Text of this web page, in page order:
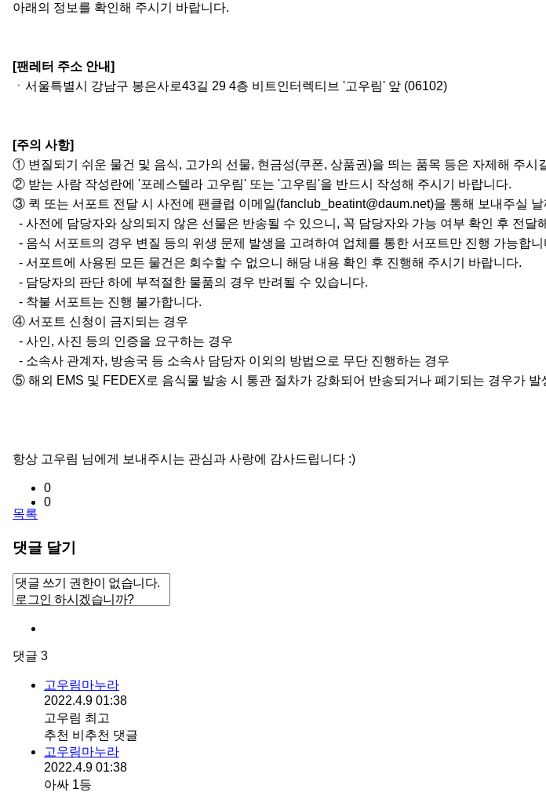
아래의 정보를 확인해 주시기 바랍니다.
[팬레터 주소 안내]
ㆍ서울특별시 강남구 봉은사로43길 29 4층 비트인터렉티브 '고우림' 앞 (06102)
[주의 사항]
① 변질되기 쉬운 물건 및 음식, 고가의 선물, 현금성(쿠폰, 상품권)을 띄는 품목 등은 자제해 주시
② 받는 사람 작성란에 '포레스텔라 고우림' 또는 '고우림'을 반드시 작성해 주시기 바랍니다.
③ 퀵 또는 서포트 전달 시 사전에 팬클럽 이메일(fanclub_beatint@daum.net)을 통해 보내주실
- 사전에 담당자와 상의되지 않은 선물은 반송될 수 있으니, 꼭 담당자와 가능 여부 확인 후 전달
- 음식 서포트의 경우 변질 등의 위생 문제 발생을 고려하여 업체를 통한 서포트만 진행 가능합니
- 서포트에 사용된 모든 물건은 회수할 수 없으니 해당 내용 확인 후 진행해 주시기 바랍니다.
- 담당자의 판단 하에 부적절한 물품의 경우 반려될 수 있습니다.
- 착불 서포트는 진행 불가합니다.
④ 서포트 신청이 금지되는 경우
- 사인, 사진 등의 인증을 요구하는 경우
- 소속사 관계자, 방송국 등 소속사 담당자 이외의 방법으로 무단 진행하는 경우
⑤ 해외 EMS 및 FEDEX로 음식물 발송 시 통관 절차가 강화되어 반송되거나 폐기되는 경우가 발
항상 고우림 님에게 보내주시는 관심과 사랑에 감사드립니다 :)
0
0
목록
댓글 달기
댓글 3
고우림마누라
2022.4.9 01:38
고우림 최고
추천 비추천 댓글
고우림마누라
2022.4.9 01:38
아싸 1등